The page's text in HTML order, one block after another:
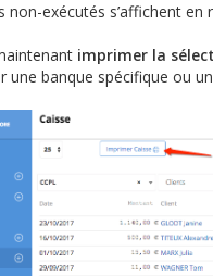
non-exécutés s’affichent en
imprimer la
une banque spécifique ou